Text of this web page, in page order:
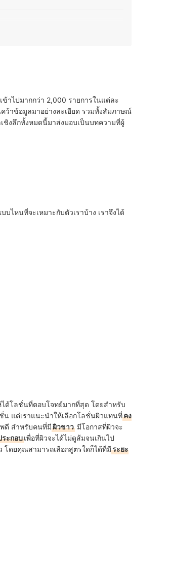
าไปมากกว่า 2,000 รายการในแต่ละ
ว้าข้อมูลมาอย่างละเอียด รวมทั้งสัมภาษณ์
งลึกทั้งหมดนี้มาส่งมอบเป็นบทความที่ผู้
ไหนที่จะเหมาะกับตัวเราบ้าง เราจึงได้
ด้โลชั่นที่ตอบโจทย์มากที่สุด โดยสำหรับ
น แต่เราแนะนำให้เลือกโลชั่นผิวแทนที่คง
ดี สำหรับคนที่มีผิวขาว มีโอกาสที่ผิวจะ
ะกอบเพื่อที่ผิวจะได้ไม่ดูส้มจนเกินไป
โดยคุณสามารถเลือกสูตรใดก็ได้ที่มีระยะ